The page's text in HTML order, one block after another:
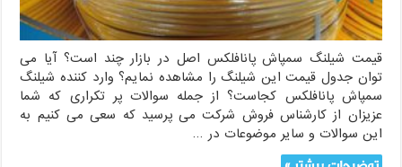
قیمت شیلنگ سمپاش پانافلکس اصل در بازار چند است؟ آیا می
توان جدول قیمت این شیلنگ را مشاهده نمایم؟ وارد کننده شیلنگ
سمپاش پانافلکس کجاست؟ از جمله سوالات پر تکراری که شما
عزیزان از کارشناس فروش شرکت می پرسید که سعی می کنیم به
این سوالات و سایر موضوعات در …